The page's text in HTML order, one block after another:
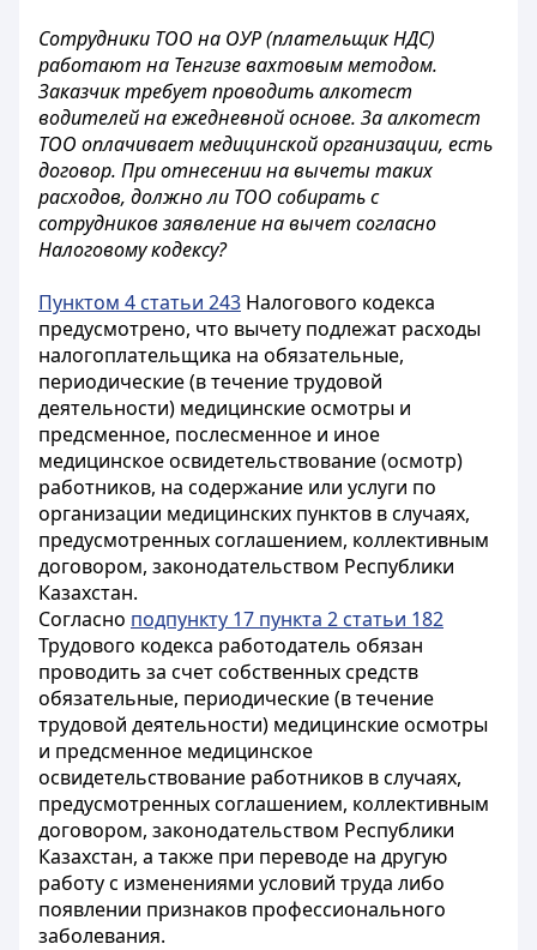
Сотрудники ТОО на ОУР (плательщик НДС)
работают на Тенгизе вахтовым методом.
Заказчик требует проводить алкотест
водителей на ежедневной основе. За алкотест
ТОО оплачивает медицинской организации, есть
договор. При отнесении на вычеты таких
расходов, должно ли ТОО собирать с
сотрудников заявление на вычет согласно
Налоговому кодексу?
Пунктом 4 статьи 243 Налогового кодекса
предусмотрено, что вычету подлежат расходы
налогоплательщика на обязательные,
периодические (в течение трудовой
деятельности) медицинские осмотры и
предсменное, послесменное и иное
медицинское освидетельствование (осмотр)
работников, на содержание или услуги по
организации медицинских пунктов в случаях,
предусмотренных соглашением, коллективным
договором, законодательством Республики
Казахстан.
Согласно подпункту 17 пункта 2 статьи 182
Трудового кодекса работодатель обязан
проводить за счет собственных средств
обязательные, периодические (в течение
трудовой деятельности) медицинские осмотры
и предсменное медицинское
освидетельствование работников в случаях,
предусмотренных соглашением, коллективным
договором, законодательством Республики
Казахстан, а также при переводе на другую
работу с изменениями условий труда либо
появлении признаков профессионального
заболевания.